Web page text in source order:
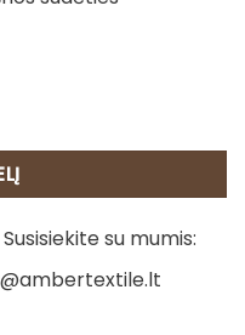
nuotaika
su mumis: